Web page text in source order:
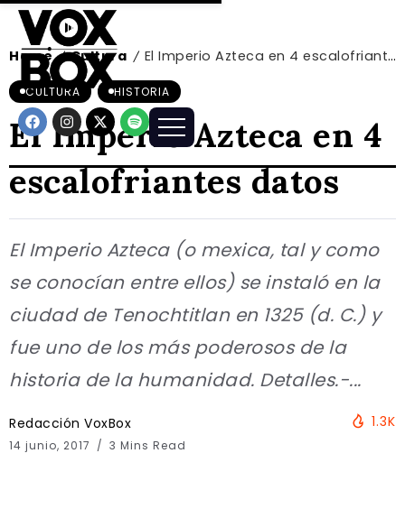
Home / Cultura / El Imperio Azteca en 4 escalofriantes datos
CULTURA HISTORIA
El Imperio Azteca en 4
escalofriantes datos
El Imperio Azteca (o mexica, tal y como
se conocían entre ellos) se instaló en la
ciudad de Tenochtitlan en 1325 (d. C.) y
fue uno de los más poderosos de la
historia de la humanidad. Detalles.-...
Redacción VoxBox
14 junio, 2017 3 Mins Read
1.3K